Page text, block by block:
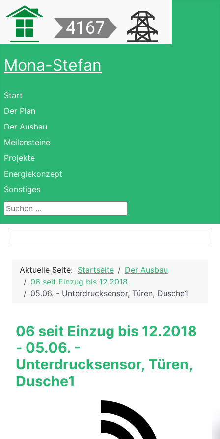
Mona-Stefan
Start
Der Plan
Der Ausbau
Meilensteine
Projekte
Energiekonzept
Sonstiges
Suchen ...
Aktuelle Seite: Startseite
Der Ausbau
06 seit Einzug bis 12.2018
05.06. - Unterdrucksensor, Türen, Dusche1
06 seit Einzug bis 12.2018
- 05.06. -
Unterdrucksensor, Türen,
Dusche1